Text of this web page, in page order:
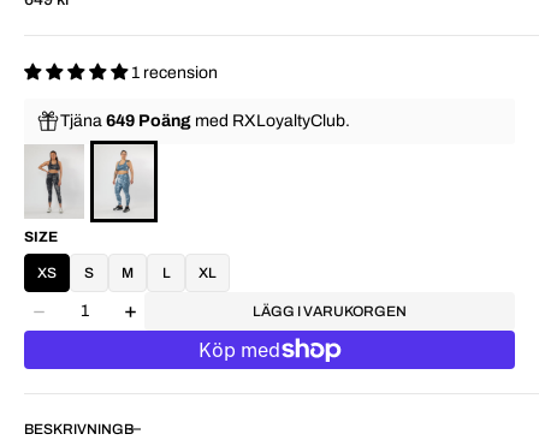
1 recension
Tjäna 649 Poäng med RXLoyaltyClub.
SIZE
XS S M L XL
LÄGG I VARUKORGEN
BESKRIVNING